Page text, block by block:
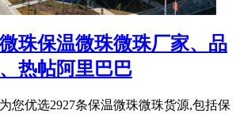
珠保温微珠微珠厂家、品
热帖阿里巴巴
您优选2927条保温微珠微珠货源,包括保